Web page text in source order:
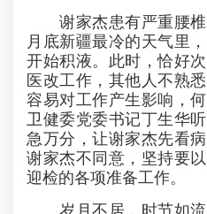
谢家杰患有严重腰椎
月底新疆最冷的天气里
开始积液。此时，恰好
医改工作，其他人不熟
容易对工作产生影响，
卫健委党委书记丁生华
急万分，让谢家杰先看
谢家杰不同意，坚持要以
迎检的各项准备工作。